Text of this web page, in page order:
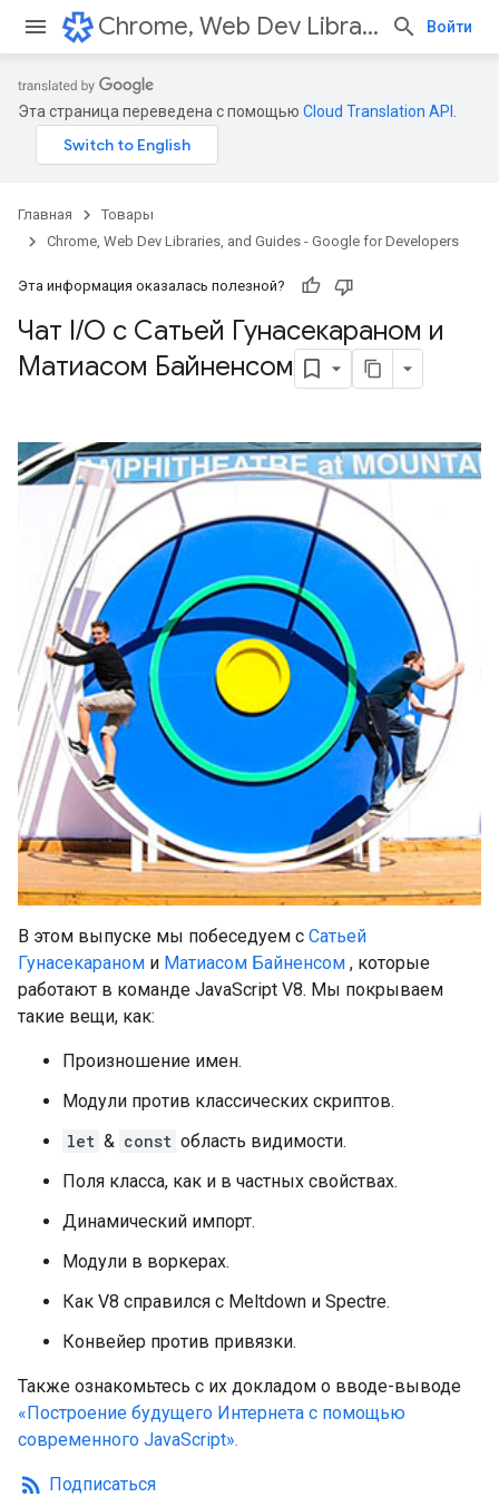
Chrome, Web Dev Libraries, and Guides - Google for Developers Войти
Эта страница переведена с помощью Cloud Translation API
Главная
Товары
Chrome, Web Dev Libraries, and Guides - Google for Developers
Эта информация оказалась полезной?
Чат I/O с Сатьей Гунасекараном и
Матиасом Байненсом
В этом выпуске мы побеседуем с Сатьей
Гунасекараном и Матиасом Байненсом , которые
работают в команде JavaScript V8. Мы покрываем
такие вещи, как:
Произношение имен.
Модули против классических скриптов.
let & const область видимости.
Поля класса, как и в частных свойствах.
Динамический импорт.
Модули в воркерах.
Как V8 справился с Meltdown и Spectre.
Конвейер против привязки.
Также ознакомьтесь с их докладом о вводе-выводе
«Построение будущего Интернета с помощью
современного JavaScript».
rss_feed Подписаться